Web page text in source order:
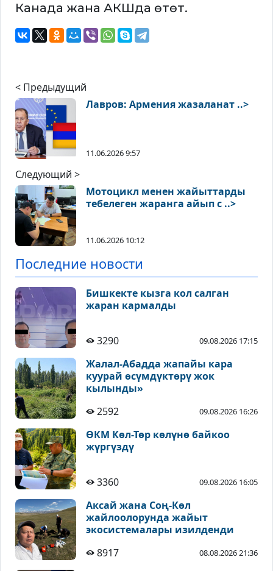
Канада жана АКШда өтөт.
< Предыдущий
Лавров: Армения жазаланат ..>
11.06.2026 9:57
Следующий >
Мотоцикл менен жайыттарды
тебелеген жаранга айып с ..>
11.06.2026 10:12
Последние новости
Бишкекте кызга кол салган
жаран кармалды
3290 09.08.2026 17:15
Жалал-Абадда жапайы кара
куурай өсүмдүктөрү жок
кылынды»
2592
09.08.2026 16:26
ӨКМ Көл-Төр көлүнө байкоо
жүргүздү
3360 09.08.2026 16:05
Аксай жана Соң-Көл
жайлоолорунда жайыт
экосистемалары изилденди
8917
08.08.2026 21:36